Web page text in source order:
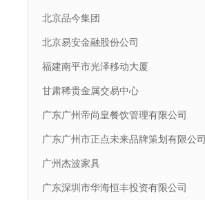
北京品今集团
北京易安金融股份公司
福建南平市光泽移动大厦
甘肃稀贵金属交易中心
广东广州帝尚皇餐饮管理有限公司
广东广州市正点未来品牌策划有限公司
广州杰波家具
广东深圳市华海恒丰投资有限公司